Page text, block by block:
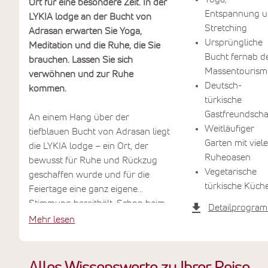
Entspannung
Stretching
Ursprüngliche
Bucht fernab
Deutsch-
türkische
Weitläufiger
Garten mit
Ruheoasen
Vegetarische
türkische
Ort für eine besondere Zeit. In der
LYKIA lodge an der Bucht von
Adrasan erwarten Sie Yoga,
Meditation und die Ruhe, die Sie
brauchen. Lassen Sie sich
verwöhnen und zur Ruhe
kommen.
An einem Hang über der
tiefblauen Bucht von Adrasan liegt
die LYKIA lodge – ein Ort, der
bewusst für Ruhe und Rückzug
geschaffen wurde und für die
Feiertage eine ganz eigene
Stimmung bereithält. Schon beim
Frühstück auf der Terrasse mit
praktizieren Yoga, nehmen an
Mehr lesen